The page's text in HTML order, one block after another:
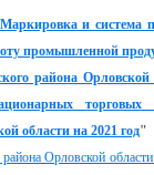
и система
промышленной
района
области на 2021 год"
Орловской